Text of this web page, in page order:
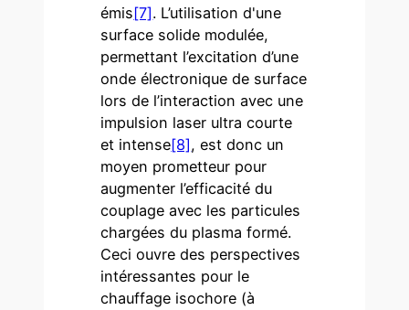
émis[7]. L’utilisation d'une
surface solide modulée,
permettant l’excitation d’une
onde électronique de surface
lors de l’interaction avec une
impulsion laser ultra courte
et intense[8], est donc un
moyen prometteur pour
augmenter l’efficacité du
couplage avec les particules
chargées du plasma formé.
Ceci ouvre des perspectives
intéressantes pour le
chauffage isochore (à